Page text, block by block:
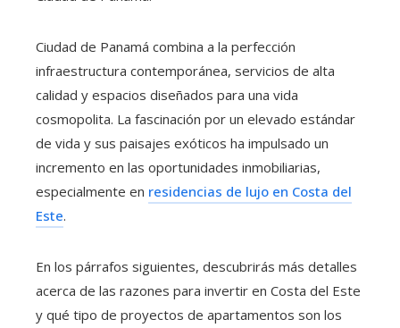
Ciudad de Panamá combina a la perfección
infraestructura contemporánea, servicios de alta
calidad y espacios diseñados para una vida
cosmopolita. La fascinación por un elevado estándar
de vida y sus paisajes exóticos ha impulsado un
incremento en las oportunidades inmobiliarias,
especialmente en residencias de lujo en Costa del
Este.
En los párrafos siguientes, descubrirás más detalles
acerca de las razones para invertir en Costa del Este
y qué tipo de proyectos de apartamentos son los